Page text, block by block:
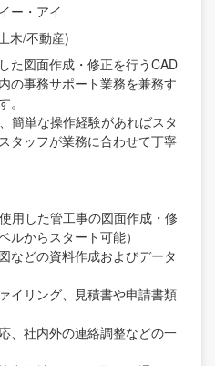
ー・アイ
木/不動産)
た図面作成・修正を行うCAD
の事務サポート業務を兼務す
簡単な操作経験があればスタ
タッフが業務に合わせて丁寧
用した管工事の図面作成・修
ルからスタート可能）
などの資料作成およびデータ
イリング、見積書や申請書類
、社内外の連絡調整などの一